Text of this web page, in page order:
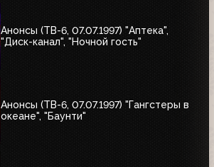
Анонсы (ТВ-6, 07.07.1997) "Аптека",
"Диск-канал", "Ночной гость"
Анонсы (ТВ-6, 07.07.1997) "Гангстеры в
океане", "Баунти"